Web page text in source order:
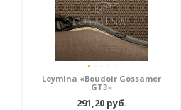
Loymina «Boudoir Gossamer
GT3»
291,20 руб.